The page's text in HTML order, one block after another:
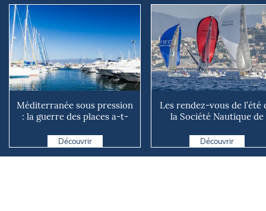
Méditerranée sous pression
: la guerre des places a-t-
Découvrir
Les rendez-vous de l’été
la Société Nautique de
Découvrir